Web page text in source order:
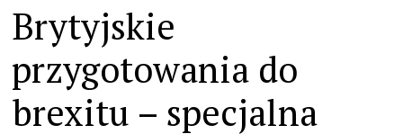
Brytyjskie
przygotowania do
brexitu – specjalna